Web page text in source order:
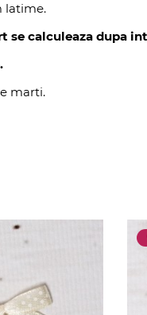
latime.
se calculeaza dupa
marti.